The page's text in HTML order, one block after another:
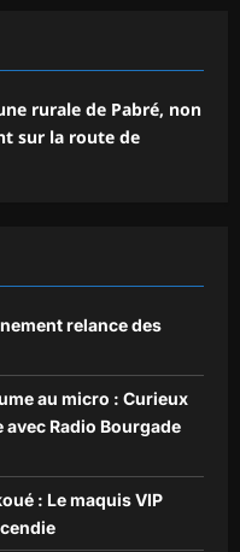
rurale de Pabré, non
sur la route de
relance des
au micro : Curieux
Radio Bourgade
: Le maquis VIP